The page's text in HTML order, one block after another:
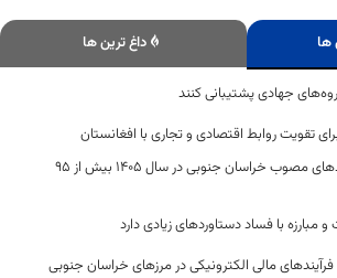
ها داغ ترین ها
جهادی پشتیبانی کنند
تقویت روابط اقتصادی و تجاری با افغانستان
سهم مالیات از کل درآمدهای مصوب خراسان جنوبی در سال ۱۴۰۵ بیش از ۹۵
مبارزه با فساد دستاوردهای زیادی دارد
مالی الکترونیکی در مرزهای خراسان جنوبی